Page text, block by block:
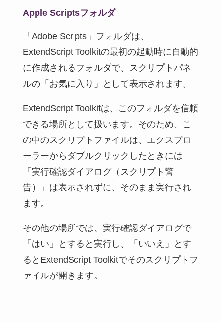
Apple Scriptsフォルダ
「Adobe Scripts」フォルダは、
ExtendScript Toolkitの最初の起動時に自動的
に作成されるフォルダで、スクリプトパネ
ルの「お気に入り」として表示されます。
ExtendScript Toolkitは、このフォルダを信頼
できる場所として扱います。そのため、こ
の中のスクリプトファイルは、エクスプロ
ーラーからダブルクリックしたときには
「実行確認ダイアログ（スクリプト警
告）」は表示されずに、そのまま実行され
ます。
その他の場所では、実行確認ダイアログで
「はい」とすると実行し、「いいえ」とす
るとExtendScript Toolkitでそのスクリプトフ
ァイルが開きます。